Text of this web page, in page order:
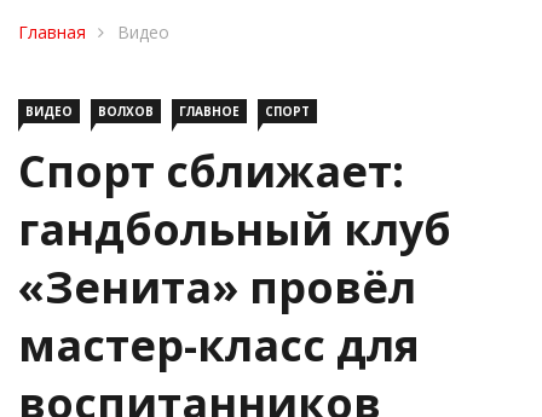
ВИДЕО ВОЛХОВ ГЛАВНОЕ СПОРТ
Спорт сближает:
гандбольный клуб
«Зенита» провёл
мастер-класс для